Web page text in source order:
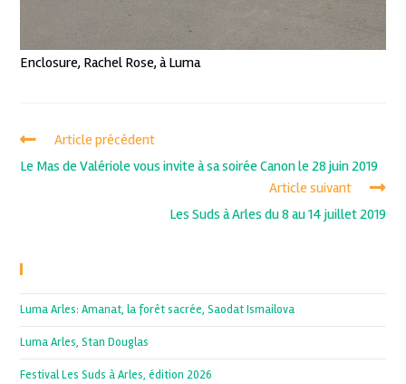
Enclosure, Rachel Rose, à Luma
Article précédent
Le Mas de Valériole vous invite à sa soirée Canon le 28 juin 2019
Article suivant
Les Suds à Arles du 8 au 14 juillet 2019
Luma Arles: Amanat, la forêt sacrée, Saodat Ismailova
Luma Arles, Stan Douglas
Festival Les Suds à Arles, édition 2026